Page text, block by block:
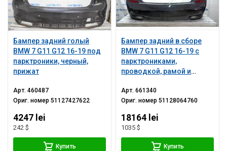
Бампер задний голый
BMW 7 G11 G12 16-19 под
парктроники, черный,
прижат
Арт.460487
Ориг. номер51127427622
4247 lei
242 $
Купить
Бампер задний в сборе
BMW 7 G11 G12 16-19 с
парктрониками,
проводкой, рамой и
насадками, под PMA, M-
Sport, черный, крашен,
сломаны крепления
Арт.661340
Ориг. номер51128064760
18164 lei
1035 $
Купить